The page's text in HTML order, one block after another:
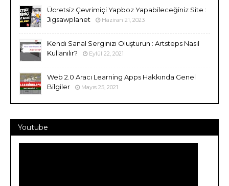
Ücretsiz Çevrimiçi Yapboz Yapabileceğiniz Site :
Jigsawplanet
Haziran 21, 2023
Kendi Sanal Serginizi Oluşturun : Artsteps Nasıl
Kullanılır?
Eylül 22, 2021
Web 2.0 Aracı Learning Apps Hakkında Genel
Bilgiler
Mayıs 25, 2021
Youtube